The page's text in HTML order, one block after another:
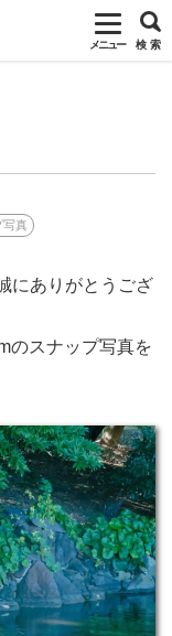
メニュー 検 索
写真
にありがとうござ
のスナップ写真を